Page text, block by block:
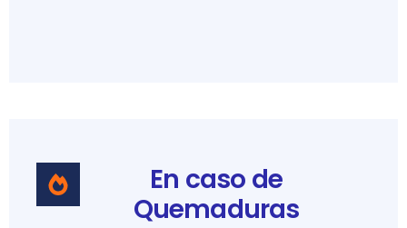
En caso de
Quemaduras